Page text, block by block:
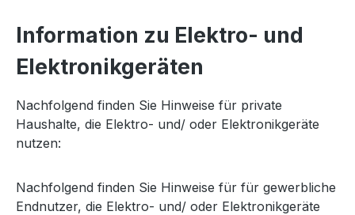
Information zu Elektro- und
Elektronikgeräten
Nachfolgend finden Sie Hinweise für private
Haushalte, die Elektro- und/ oder Elektronikgeräte
nutzen:
Nachfolgend finden Sie Hinweise für für gewerbliche
Endnutzer, die Elektro- und/ oder Elektronikgeräte